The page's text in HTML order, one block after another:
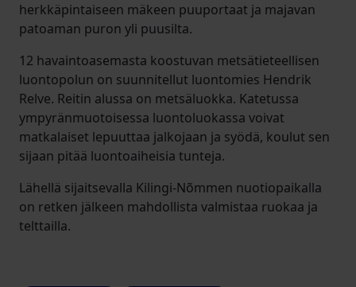
herkkäpintaiseen mäkeen puuportaat ja majavan
patoaman puron yli puusilta.
12 havaintoasemasta koostuvan metsätieteellisen
luontopolun on suunnitellut luontomies Hendrik
Relve. Reitin alussa on metsäluokka. Katetussa
ympyränmuotoisessa luontoluokassa voivat
matkalaiset lepuuttaa jalkojaan ja syödä, koulut sen
sijaan pitää luontoaiheisia tunteja.
Lähellä sijaitsevalla Kilingi-Nõmmen nuotiopaikalla
on retken jälkeen mahdollista valmistaa ruokaa ja
telttailla.